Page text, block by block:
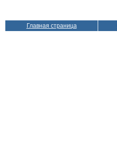
Главная страница